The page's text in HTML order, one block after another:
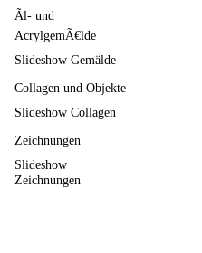
Ãl- und
AcrylgemÃ€lde
Slideshow Gemälde
Collagen und Objekte
Slideshow Collagen
Zeichnungen
Slideshow
Zeichnungen